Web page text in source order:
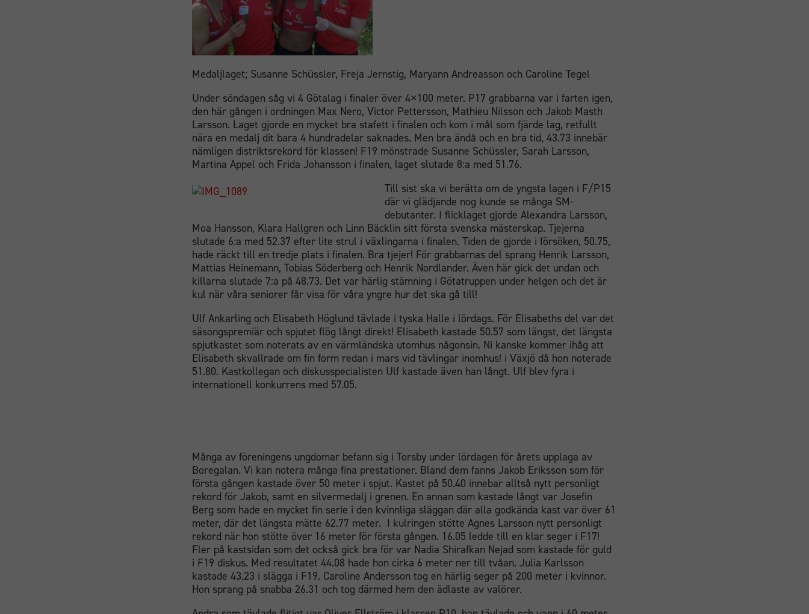
Medaljlaget; Susanne Schüssler, Freja Jernstig, Maryann Andreasson och Caroline Tegel
Under söndagen såg vi 4 Götalag i finaler över 4×100 meter. P17 grabbarna var i farten igen,
den här gången i ordningen Max Nero, Victor Pettersson, Mathieu Nilsson och Jakob Masth
Larsson. Laget gjorde en mycket bra stafett i finalen och kom i mål som fjärde lag, retfullt
nära en medalj dit bara 4 hundradelar saknades. Men bra ändå och en bra tid, 43.73 innebär
nämligen distriktsrekord för klassen! F19 mönstrade Susanne Schüssler, Sarah Larsson,
Martina Appel och Frida Johansson i finalen, laget slutade 8:a med 51.76.
Till sist ska vi berätta om de yngsta lagen i F/P15
där vi glädjande nog kunde se många SM-
debutanter. I flicklaget gjorde Alexandra Larsson,
Moa Hansson, Klara Hallgren och Linn Bäcklin sitt första svenska mästerskap. Tjejerna
slutade 6:a med 52.37 efter lite strul i växlingarna i finalen. Tiden de gjorde i försöken, 50.75,
hade räckt till en tredje plats i finalen. Bra tjejer! För grabbarnas del sprang Henrik Larsson,
Mattias Heinemann, Tobias Söderberg och Henrik Nordlander. Även här gick det undan och
killarna slutade 7:a på 48.73. Det var härlig stämning i Götatruppen under helgen och det är
kul när våra seniorer får visa för våra yngre hur det ska gå till!
Ulf Ankarling och Elisabeth Höglund tävlade i tyska Halle i lördags. För Elisabeths del var det
säsongspremiär och spjutet flög långt direkt! Elisabeth kastade 50.57 som längst, det längsta
spjutkastet som noterats av en värmländska utomhus någonsin. Ni kanske kommer ihåg att
Elisabeth skvallrade om fin form redan i mars vid tävlingar inomhus! i Växjö då hon noterade
51.80. Kastkollegan och diskusspecialisten Ulf kastade även han långt. Ulf blev fyra i
internationell konkurrens med 57.05.
Många av föreningens ungdomar befann sig i Torsby under lördagen för årets upplaga av
Boregalan. Vi kan notera många fina prestationer. Bland dem fanns Jakob Eriksson som för
första gången kastade över 50 meter i spjut. Kastet på 50.40 innebar alltså nytt personligt
rekord för Jakob, samt en silvermedalj i grenen. En annan som kastade långt var Josefin
Berg som hade en mycket fin serie i den kvinnliga släggan där alla godkända kast var över 61
meter, där det längsta mätte 62.77 meter. I kulringen stötte Agnes Larsson nytt personligt
rekord när hon stötte över 16 meter för första gången. 16.05 ledde till en klar seger i F17!
Fler på kastsidan som det också gick bra för var Nadia Shirafkan Nejad som kastade för guld
i F19 diskus. Med resultatet 44.08 hade hon cirka 6 meter ner till tvåan. Julia Karlsson
kastade 43.23 i slägga i F19. Caroline Andersson tog en härlig seger på 200 meter i kvinnor.
Hon sprang på snabba 26.31 och tog därmed hem den ädlaste av valörer.
Nödvändiga
Dessa
cookies går
inte att välja
bort. De
behövs för